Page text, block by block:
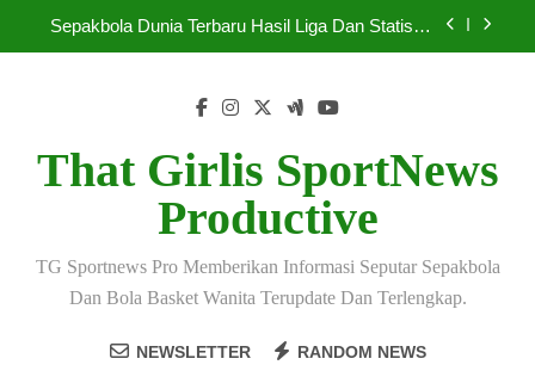
Sepakbola Dunia Terbaru Hasil Liga Dan Statistik
Klub Elite Eropa Siapkan Perombakan Besar
Sepakbola Dunia Terbaru Hasil Liga Dan Statistik
Sepakbola Terbaru 2026 Hadirkan Persaingan
Super Ketat
Pelatih Top Dunia Bahas Strategi Baru Menjelang
Mei 2026
That Girlis SportNews
Productive
TG Sportnews Pro Memberikan Informasi Seputar Sepakbola
Dan Bola Basket Wanita Terupdate Dan Terlengkap.
NEWSLETTER RANDOM NEWS